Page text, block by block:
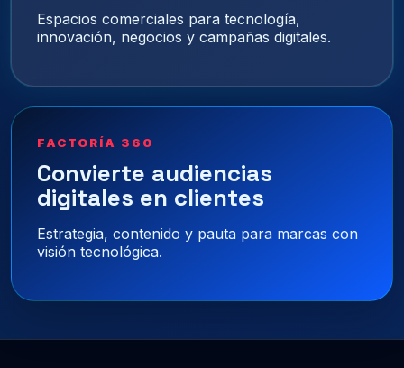
Espacios comerciales para tecnología,
innovación, negocios y campañas digitales.
FACTORÍA 360
Convierte audiencias
digitales en clientes
Estrategia, contenido y pauta para marcas con
visión tecnológica.